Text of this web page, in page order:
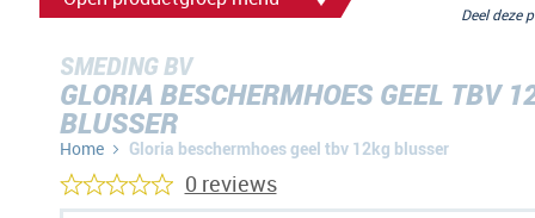
SMEDING BV
GLORIA BESCHERMHOES GEEL TBV
BLUSSER
Home Gloria beschermhoes geel tbv 12kg blusser
Deel deze
0 reviews